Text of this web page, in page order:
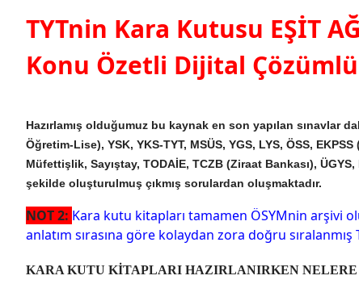
TYTnin Kara Kutusu EŞİT
Konu Özetli Dijital Çözümlü
Hazırlamış olduğumuz bu kaynak en son yapılan sınavlar
Öğretim-Lise), YSK, YKS-TYT, MSÜS, YGS, LYS, ÖSS,
Müfettişlik, Sayıştay, TODAİE, TCZB (Ziraat Bankası),
şekilde oluşturulmuş çıkmış sorulardan oluşmaktadır.
NOT 2: Kara kutu kitapları tamamen ÖSYMnin arşivi
anlatım sırasına göre kolaydan zora doğru
KARA KUTU KİTAPLARI HAZIRLANIRKEN